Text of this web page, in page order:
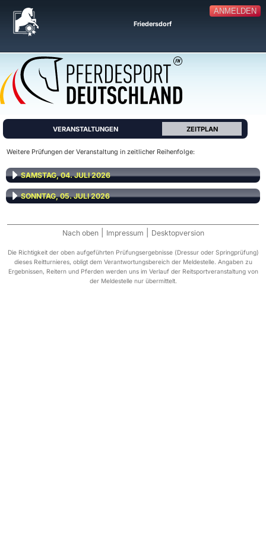
ANMELDEN
Friedersdorf
VERANSTALTUNGEN ZEITPLAN
Weitere Prüfungen der Veranstaltung in zeitlicher Reihenfolge:
SAMSTAG, 04. JULI 2026
SONNTAG, 05. JULI 2026
Nach oben Impressum Desktopversion
Die Richtigkeit der oben aufgeführten Prüfungsergebnisse (Dressur oder Springprüfung)
dieses Reitturnieres, obligt dem Verantwortungsbereich der Meldestelle. Angaben zu
Ergebnissen, Reitern und Pferden werden uns im Verlauf der Reitsportveranstaltung von
der Meldestelle nur übermittelt.